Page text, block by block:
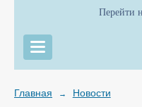
Перейти
Главная → Новости